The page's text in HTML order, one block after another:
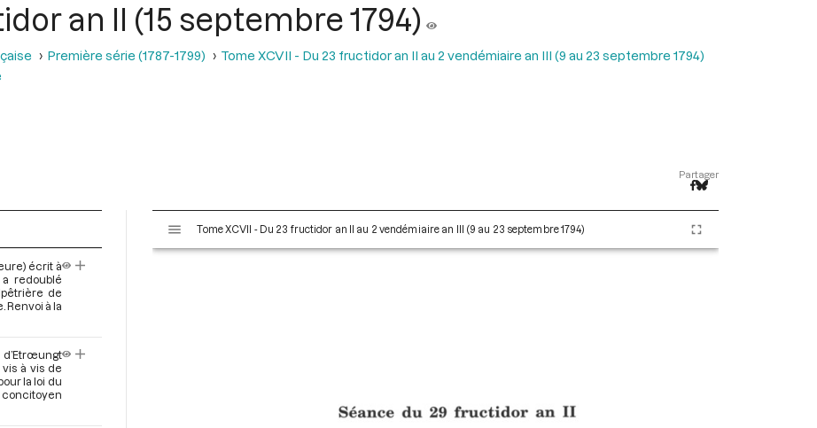
an II (15 septembre 1794)
Première série (1787-1799)
Tome XCVII - Du 23 fructidor an II au 2 vendémiaire an III (9 au 23 septembre 1794)
Partager
écrit à
redoublé
de
Renvoi à la
à vis de
la loi du
s
Tome XCVII - Du 23 fructidor an II au 2 vendémiaire an III (9 au 23 septembre 1794)